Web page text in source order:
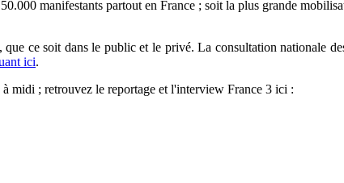
manifestants partout en France ; soit la plus grande
ce soit dans le public et le privé. La consultation nationale
ici.
midi ; retrouvez le reportage et l'interview France 3 ici :